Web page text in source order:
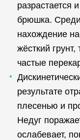
разрастается
брюшка.
нахождение
жёсткий
частые
результате
плесенью и
Недуг
ослабевает,